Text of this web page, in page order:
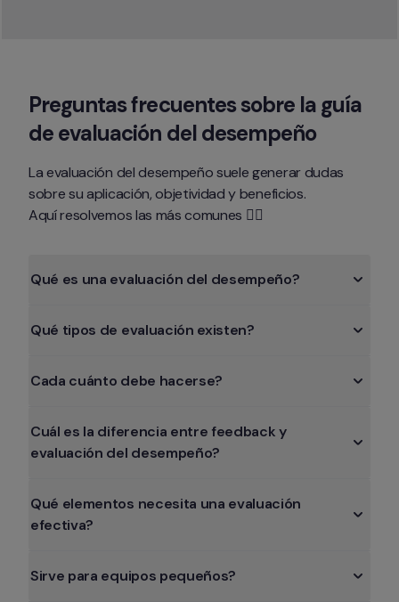
Preguntas frecuentes sobre la guía
de evaluación del desempeño
La evaluación del desempeño suele generar dudas
sobre su aplicación, objetividad y beneficios.
Aquí resolvemos las más comunes 👇🏻
Qué es una evaluación del desempeño?
Qué tipos de evaluación existen?
Cada cuánto debe hacerse?
Cuál es la diferencia entre feedback y
evaluación del desempeño?
Qué elementos necesita una evaluación
efectiva?
Sirve para equipos pequeños?